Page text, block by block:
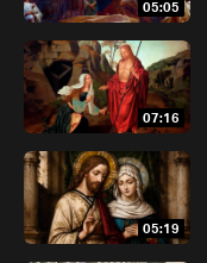
05:05
07:16
05:19